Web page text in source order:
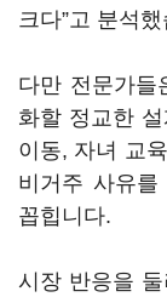
크다”고 분석
다만 전문가들
화할 정교한
이동, 자녀 교
비거주 사유
꼽힙니다.
시장 반응을